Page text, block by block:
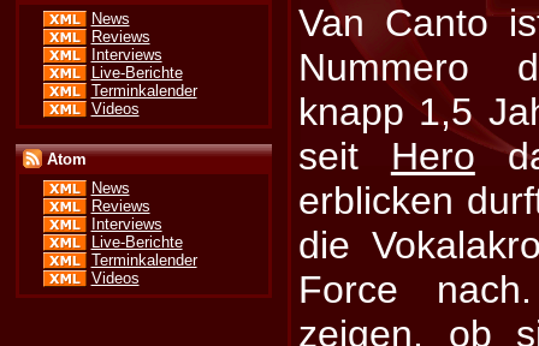
News
Reviews
Interviews
Live-Berichte
Terminkalender
Videos
Atom
News
Reviews
Interviews
Live-Berichte
Terminkalender
Videos
Van Canto
Nummero
knapp 1,5
seit Hero
erblicken
die
Force
zeigen, ob